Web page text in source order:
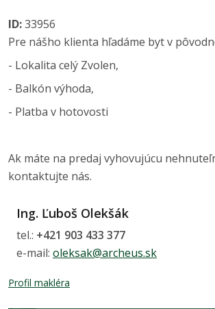
ID:33956
Pre nášho klienta hľadáme byt v
- Lokalita celý Zvolen,
- Balkón výhoda,
- Platba v hotovosti
Ak máte na predaj vyhovujúcu
kontaktujte nás.
Ing. Ľuboš Olekšák
tel.: +421 903 433 377
e-mail: oleksak@archeus.sk
Profil makléra